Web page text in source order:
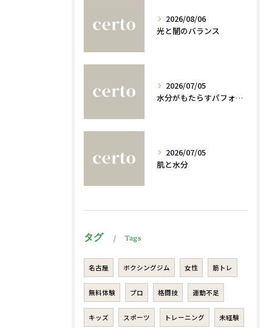
2026/08/06
光と闇のバランス
2026/07/05
水分がもたらすパフォーマンスへの影響
2026/07/05
肌と水分
タグ Tags
名古屋 ボクシングジム 女性 筋トレ
無料体験 プロ 格闘技 運動不足
キッズ スポーツ トレーニング 未経験